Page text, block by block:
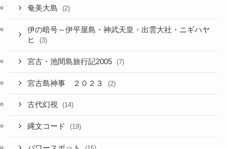
奄美大島 (2)
伊の暗号～伊平屋島・神武天皇・出雲大社・ニギハヤ
ヒ
(3)
宮古・池間島旅行記2005 (7)
宮古島神事 ２０２３ (2)
古代幻視 (14)
縄文コード (19)